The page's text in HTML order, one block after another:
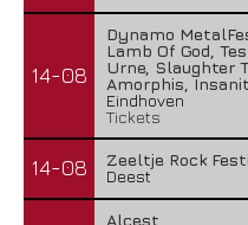
14-08
Dynamo
Lamb Of God,
Urne, Slaughter
Amorphis,
Eindhoven
Tickets
14-08
Zeeltje Rock
Deest
Alcest